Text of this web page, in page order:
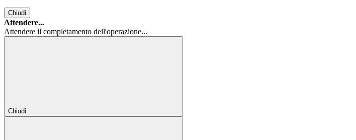
Chiudi
Attendere...
Attendere il completamento dell'operazione...
Chiudi